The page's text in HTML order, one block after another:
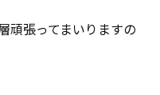
頑張ってまいりますの